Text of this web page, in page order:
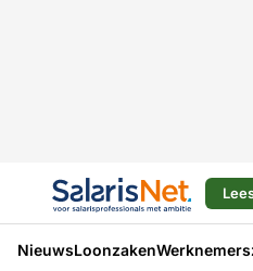
NieuwsLoonzaken